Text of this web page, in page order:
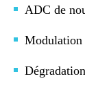
ADC de
Modulation